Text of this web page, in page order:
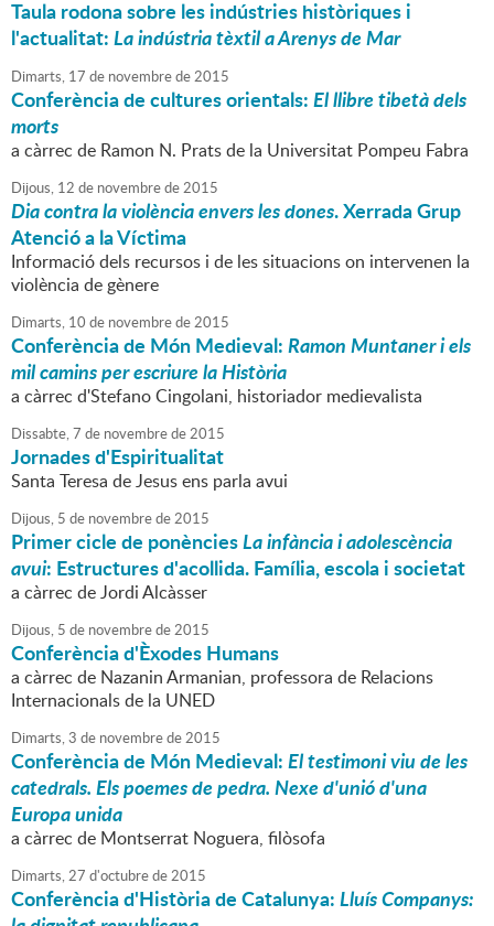
Taula rodona sobre les indústries històriques i
l'actualitat:La indústria tèxtil a Arenys de Mar
Dimarts, 17 de novembrede2015
Conferència de cultures orientals:El llibre tibetà dels
morts
a càrrec de Ramon N. Prats de la Universitat Pompeu Fabra
Dijous, 12 de novembrede2015
Dia contra la violència envers les dones. Xerrada Grup
Atenció a la Víctima
Informació dels recursos i de les situacions on intervenen la
violència de gènere
Dimarts, 10 de novembrede2015
Conferència de Món Medieval:Ramon Muntaner i els
mil camins per escriure la Història
a càrrec d'Stefano Cingolani, historiador medievalista
Dissabte,7 de novembrede2015
Jornades d'Espiritualitat
Santa Teresa de Jesus ens parla avui
Dijous, 5 de novembrede2015
Primer cicle de ponènciesLa infància i adolescència
avui: Estructures d'acollida. Família, escola i societat
a càrrec de Jordi Alcàsser
Dijous, 5 de novembrede2015
Conferència d'Èxodes Humans
a càrrec de Nazanin Armanian, professora de Relacions
Internacionals de la UNED
Dimarts,3 de novembrede2015
Conferència de Món Medieval:El testimoni viu de les
catedrals. Els poemes de pedra. Nexe d'unió d'una
Europa unida
a càrrec de Montserrat Noguera, filòsofa
Dimarts,27 d'octubrede2015
Conferència d'Història de Catalunya:Lluís Companys: